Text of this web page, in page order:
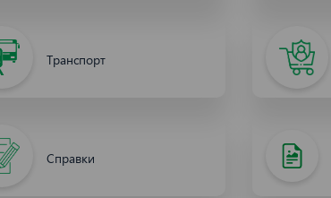
Транспорт
Справки